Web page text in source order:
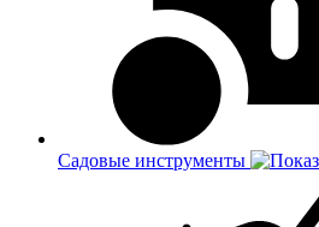
Садовые инструменты